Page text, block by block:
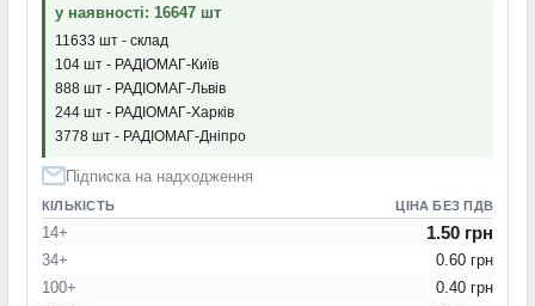
у наявності: 16647 шт
11633 шт - склад
104 шт - РАДІОМАГ-Київ
888 шт - РАДІОМАГ-Львів
244 шт - РАДІОМАГ-Харків
3778 шт - РАДІОМАГ-Дніпро
Підписка на надходження
КІЛЬКІСТЬ ЦІНА БЕЗ ПДВ
14+ 1.50 грн
34+
0.60 грн
100+
0.40 грн